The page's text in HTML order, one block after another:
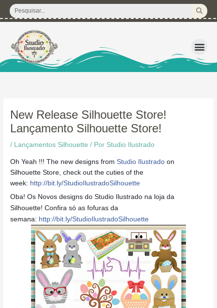
para
conteúdo
Pesquisar
...
New Release Silhouette Store!
Lançamento Silhouette Store!
/ Lançamentos Silhouette / Por Studio Ilustrado
Oh Yeah !!! The new designs fromStudio Ilustrado on
Silhouette Store, check out the cuties of the
week: http://bit.ly/StudioIlustradoSilhouette
Oba! Os Novos designs do Studio Ilustrado na loja da
Silhouette! Confira só as fofuras da
semana: http://bit.ly/StudioIlustradoSilhouette